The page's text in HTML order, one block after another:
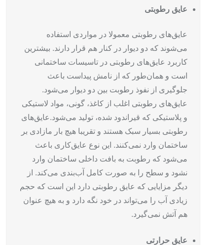
عایق رطوبتی
عایق‌های رطوبتی معمولا در مواردی استفاده
می‌شوند که دو دیوار در کنار هم قرار دارند. بیشترین
کاربرد عایق‌های رطوبتی در تاسیسات ساختمانی
است و همان‌طور که از نامش پیداست باعث
جلوگیری از نفوذ رطوبت بین دو دیوار می‌شود.
عایق‌های رطوبتی اغلب از کاغذ، گونی، مواد لاستیکی
و پلاستیکی که قیراندود شده، تولید می‌شود.عایق‌های
رطوبتی بسیار سبک هستند و تقریبا هیچ بار مازادی بر
ساختمان وارد نمی‌کنند. این نوع عایق‌کاری باعث
می‌شود که رطوبت به بافت داخلی ساختمان وارد
نشود و سطح را به صورت کامل آب‌بندی می‌کند. از
دیگر مزایایی که عایق رطوبتی دارد این است که حجم
زیادی آب را می‌تواند در خود نگه دارد و به هیچ عنوان
هم آتش نمی‌گیرد.
عایق حرارتی